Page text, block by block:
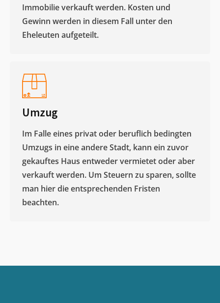
Immobilie verkauft werden. Kosten und
Gewinn werden in diesem Fall unter den
Eheleuten aufgeteilt.​
Umzug
Im Falle eines privat oder beruflich bedingten
Umzugs in eine andere Stadt, kann ein zuvor
gekauftes Haus entweder vermietet oder aber
verkauft werden. Um Steuern zu sparen, sollte
man hier die entsprechenden Fristen
beachten.